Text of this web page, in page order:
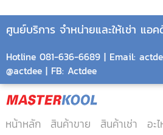
ศูนย์บริการ จำหน่ายและให้เช่า แอค
Hotline 081-636-6689 | Email:
@actdee | FB: Actdee
หน้าหลัก สินค้าขาย สินค้าเช่า อะ